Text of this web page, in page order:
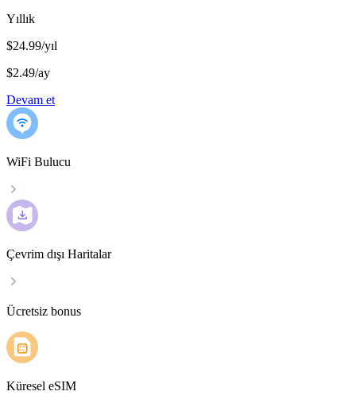
Yıllık
$24.99/yıl
$2.49/ay
Devam et
WiFi Bulucu
Çevrim dışı Haritalar
Ücretsiz bonus
Küresel eSIM